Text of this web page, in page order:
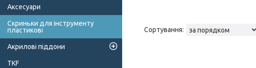
Аксесуари
Скриньки для інструменту
пластикові
Акрилові піддони
TKF